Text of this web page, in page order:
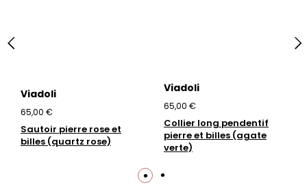
Viadoli
65,00 €
Sautoir pierre rose et
billes (quartz rose)
Viadoli
65,00 €
Collier long pendentif
pierre et billes (agate
verte)